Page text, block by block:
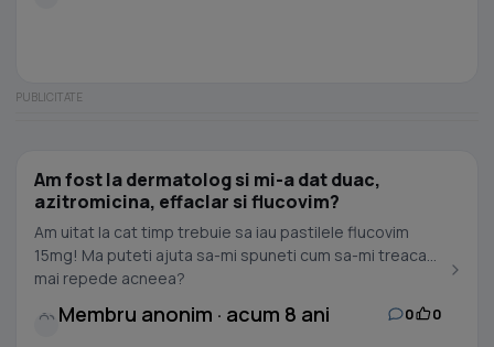
Am fost la dermatolog si mi-a dat duac,
azitromicina, effaclar si flucovim?
Am uitat la cat timp trebuie sa iau pastilele flucovim
15mg! Ma puteti ajuta sa-mi spuneti cum sa-mi treaca
mai repede acneea?
Membru anonim · acum 8 ani 0 0